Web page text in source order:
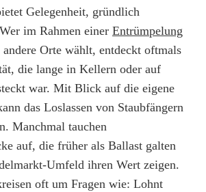
Gelegenheit, gründlich
im Rahmen einer Entrümpelung
andere Orte wählt, entdeckt oftmals
die lange in Kellern oder auf
war. Mit Blick auf die eigene
das Loslassen von Staubfängern
Manchmal tauchen
auf, die früher als Ballast galten
Umfeld ihren Wert zeigen.
oft um Fragen wie: Lohnt